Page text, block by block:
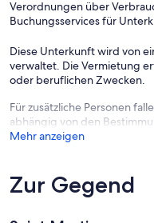
Das Garden Terrace
Ellingham-Komplexes und
Haus. Das Courtyard
Garten, der vom hellen und
zugänglich ist. Ihnen wird
Verordnungen über
Buchungsservices für
Diese Unterkunft wird von
verwaltet. Die Vermietung
oder beruflichen Zwecken.
Für zusätzliche Personen
abhängig von den
Mehr anzeigen
Zur Gegend